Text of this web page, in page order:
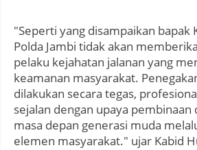
"Seperti yang disampaikan bapak
Polda Jambi tidak akan
pelaku kejahatan jalanan yang
keamanan masyarakat.
dilakukan secara tegas,
sejalan dengan upaya
masa depan generasi muda
elemen masyarakat." ujar Kabid